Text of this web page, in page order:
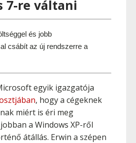
7-re váltani
és jobb
csábít az új rendszerre a
egyik igazgatója
, hogy a cégeknek
miért is éri meg
a Windows XP-ről
átállás. Erwin a szépen